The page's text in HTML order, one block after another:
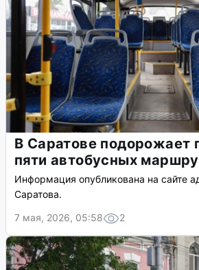
В Саратове подорожает
пяти автобусных
Информация опубликована на сайте
Саратова.
7 мая, 2026, 05:58
2